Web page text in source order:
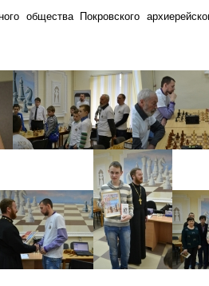
общества Покровского